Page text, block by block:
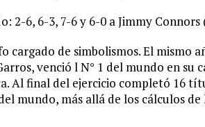
2-6, 6-3, 7-6 y 6-0 a Jimmy Connors
cargado de simbolismos. El mismo
venció l N° 1 del mundo en
Al final del ejercicio completó 16
mundo, más allá de los cálculos